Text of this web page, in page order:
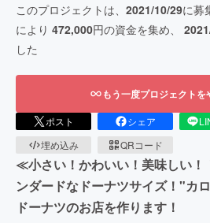
このプロジェクトは、 2021/10/29に募
により 472,000円の資金を集め、
した
もう一度プロジェクト
ポスト シェア
埋め込み
QRコード
≪小さい！かわいい！美味しい
ンダードなドーナツサイズ！"カ
ドーナツのお店を作ります！